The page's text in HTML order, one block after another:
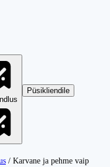
Püsikliendile
/ Karvane ja pehme vaip